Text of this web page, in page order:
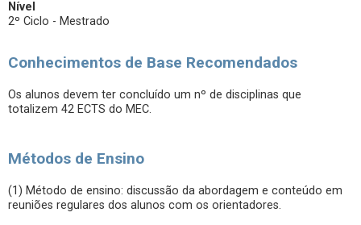
Nível
2º Ciclo - Mestrado
Conhecimentos de Base Recomendados
Os alunos devem ter concluído um nº de disciplinas que
totalizem 42 ECTS do MEC.
Métodos de Ensino
(1) Método de ensino: discussão da abordagem e conteúdo em
reuniões regulares dos alunos com os orientadores.